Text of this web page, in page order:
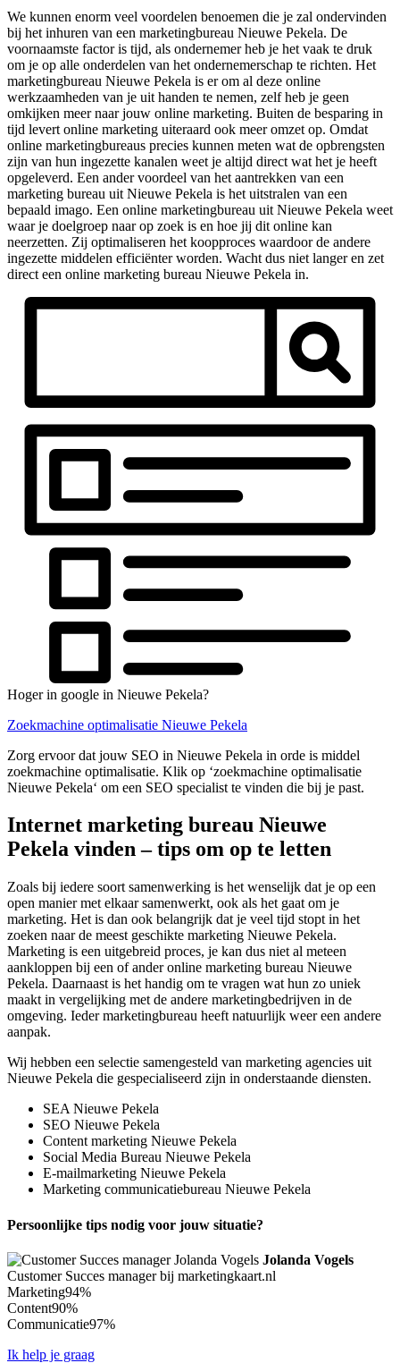
We kunnen enorm veel voordelen benoemen die je zal ondervinden
bij het inhuren van een marketingbureau Nieuwe Pekela. De
voornaamste factor is tijd, als ondernemer heb je het vaak te druk
om je op alle onderdelen van het ondernemerschap te richten. Het
marketingbureau Nieuwe Pekela is er om al deze online
werkzaamheden van je uit handen te nemen, zelf heb je geen
omkijken meer naar jouw online marketing. Buiten de besparing in
tijd levert online marketing uiteraard ook meer omzet op. Omdat
online marketingbureaus precies kunnen meten wat de opbrengsten
zijn van hun ingezette kanalen weet je altijd direct wat het je heeft
opgeleverd. Een ander voordeel van het aantrekken van een
marketing bureau uit Nieuwe Pekela is het uitstralen van een
bepaald imago. Een online marketingbureau uit Nieuwe Pekela weet
waar je doelgroep naar op zoek is en hoe jij dit online kan
neerzetten. Zij optimaliseren het koopproces waardoor de andere
ingezette middelen efficiënter worden. Wacht dus niet langer en zet
direct een online marketing bureau Nieuwe Pekela in.
Hoger in google in Nieuwe Pekela?
Zoekmachine optimalisatie Nieuwe Pekela
Zorg ervoor dat jouw SEO in Nieuwe Pekela in orde is middel
zoekmachine optimalisatie. Klik op ‘zoekmachine optimalisatie
Nieuwe Pekela‘ om een SEO specialist te vinden die bij je past.
Internet marketing bureau Nieuwe
Pekela vinden – tips om op te letten
Zoals bij iedere soort samenwerking is het wenselijk dat je op een
open manier met elkaar samenwerkt, ook als het gaat om je
marketing. Het is dan ook belangrijk dat je veel tijd stopt in het
zoeken naar de meest geschikte marketing Nieuwe Pekela.
Marketing is een uitgebreid proces, je kan dus niet al meteen
aankloppen bij een of ander online marketing bureau Nieuwe
Pekela. Daarnaast is het handig om te vragen wat hun zo uniek
maakt in vergelijking met de andere marketingbedrijven in de
omgeving. Ieder marketingbureau heeft natuurlijk weer een andere
aanpak.
Wij hebben een selectie samengesteld van marketing agencies uit
Nieuwe Pekela die gespecialiseerd zijn in onderstaande diensten.
SEA Nieuwe Pekela
SEO Nieuwe Pekela
Content marketing Nieuwe Pekela
Social Media Bureau Nieuwe Pekela
E-mailmarketing Nieuwe Pekela
Marketing communicatiebureau Nieuwe Pekela
Persoonlijke tips nodig voor jouw situatie?
Jolanda Vogels
Customer Succes manager bij marketingkaart.nl
Marketing94%
Content90%
Communicatie97%
Ik help je graag